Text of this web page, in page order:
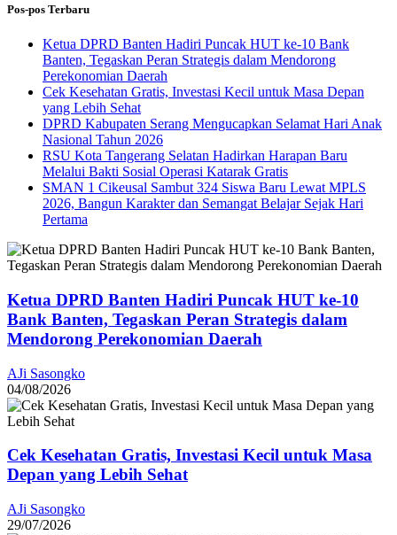
Pos-pos Terbaru
Ketua DPRD Banten Hadiri Puncak HUT ke-10 Bank
Banten, Tegaskan Peran Strategis dalam Mendorong
Perekonomian Daerah
Cek Kesehatan Gratis, Investasi Kecil untuk Masa Depan
yang Lebih Sehat
DPRD Kabupaten Serang Mengucapkan Selamat Hari Anak
Nasional Tahun 2026
RSU Kota Tangerang Selatan Hadirkan Harapan Baru
Melalui Bakti Sosial Operasi Katarak Gratis
SMAN 1 Cikeusal Sambut 324 Siswa Baru Lewat MPLS
2026, Bangun Karakter dan Semangat Belajar Sejak Hari
Pertama
Ketua DPRD Banten Hadiri Puncak HUT ke-10
Bank Banten, Tegaskan Peran Strategis dalam
Mendorong Perekonomian Daerah
AJi Sasongko
04/08/2026
Cek Kesehatan Gratis, Investasi Kecil untuk Masa
Depan yang Lebih Sehat
AJi Sasongko
29/07/2026